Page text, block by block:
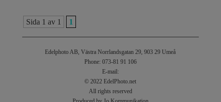
Sida 1 av 1 1
Edelphoto AB, Västra Norrlandsgatan 29, 903 29 Umeå
Phone: 073-81 91 106
E-mail:
© 2022 EdelPhoto.net
All rights reserved